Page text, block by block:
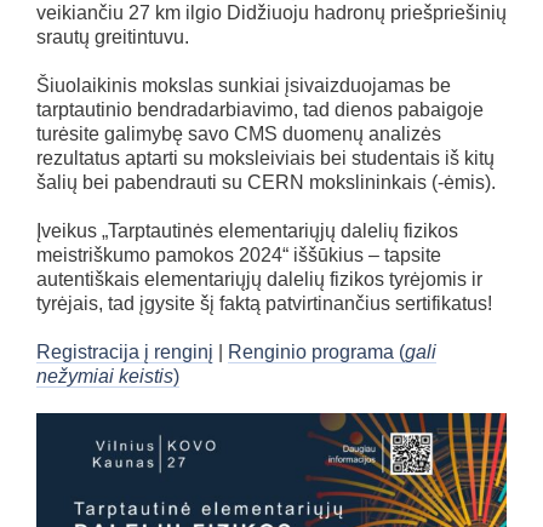
veikiančiu 27 km ilgio Didžiuoju hadronų priešpriešinių
srautų greitintuvu.
Šiuolaikinis mokslas sunkiai įsivaizduojamas be
tarptautinio bendradarbiavimo, tad dienos pabaigoje
turėsite galimybę savo CMS duomenų analizės
rezultatus aptarti su moksleiviais bei studentais iš kitų
šalių bei pabendrauti su CERN mokslininkais (-ėmis).
Įveikus „Tarptautinės elementariųjų dalelių fizikos
meistriškumo pamokos 2024“ iššūkius – tapsite
autentiškais elementariųjų dalelių fizikos tyrėjomis ir
tyrėjais, tad įgysite šį faktą patvirtinančius sertifikatus!
Registracija į renginį Renginio programa (gali
nežymiai keistis)